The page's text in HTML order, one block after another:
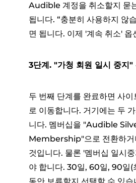
Audible 계정을 취소할지 묻
됩니다. “충분히 사용하지 않
면 됩니다. 이제 '계속 취소' 옵
3단계. "가청 회원 일시 중지"
두 번째 단계를 완료하면 사이
로 이동합니다. 거기에는 두
니다. 멤버십을 "Audible
Membership"으로 전환하거
것입니다. 물론 '멤버십 일시
야 합니다. 30일, 60일, 90일(